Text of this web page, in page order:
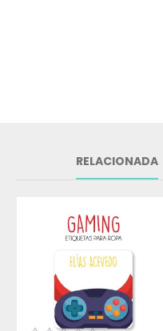
RELACIONADA